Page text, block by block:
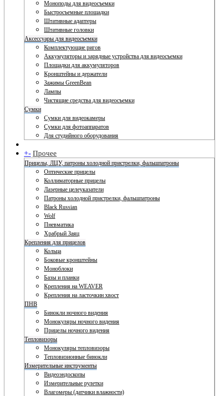
Моноподы для видеосъемки
Быстросъемные площадки
Штативные адаптеры
Штативные головки
Аксессуары для видеосъемки
Комплектующие ригов
Аккумуляторы и зарядные устройства для видеосъемки
Площадки для аккумуляторов
Кронштейны и держатели
Зажимы GreenBean
Лампы
Чистящие средства для видеосъемки
Сумки
Сумки для видеокамеры
Сумки для фотоаппаратов
Для студийного оборудования
+- Прочее
Прицелы, ЛЦУ, патроны холодной пристрелки, фальшпатроны
Оптические прицелы
Коллиматорные прицелы
Лазерные целеуказатели
Патроны холодной пристрелки, фальшпатроны
Black Russian
Wolf
Пневматика
Храбрый Заяц
Крепления для прицелов
Кольца
Боковые кронштейны
Моноблоки
Базы и планки
Крепления на WEAVER
Крепления на ласточкин хвост
ПНВ
Бинокли ночного видения
Монокуляры ночного видения
Прицелы ночного видения
Тепловизоры
Монокуляры тепловизоры
Тепловизионные бинокли
Измерительные инструменты
Видеоэндоскопы
Измерительные рулетки
Влагомеры (датчики влажности)